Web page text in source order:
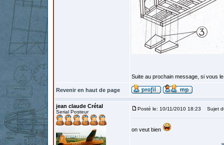
Suite au prochain message, si vous
Revenir en haut de page
jean claude Crétal
Serial Posteur
Posté le: 10/11/2010 18:23 Sujet
on veut bien